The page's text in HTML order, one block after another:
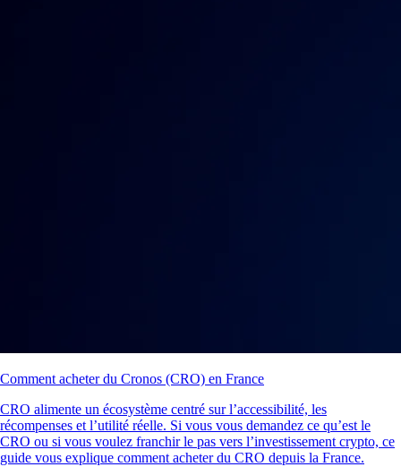
Comment acheter du Cronos (CRO) en France
CRO alimente un écosystème centré sur l’accessibilité, les
récompenses et l’utilité réelle. Si vous vous demandez ce qu’est le
CRO ou si vous voulez franchir le pas vers l’investissement crypto, ce
guide vous explique comment acheter du CRO depuis la France.